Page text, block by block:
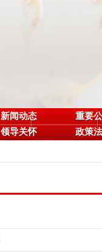
新闻动态
领导关怀
重要
政策